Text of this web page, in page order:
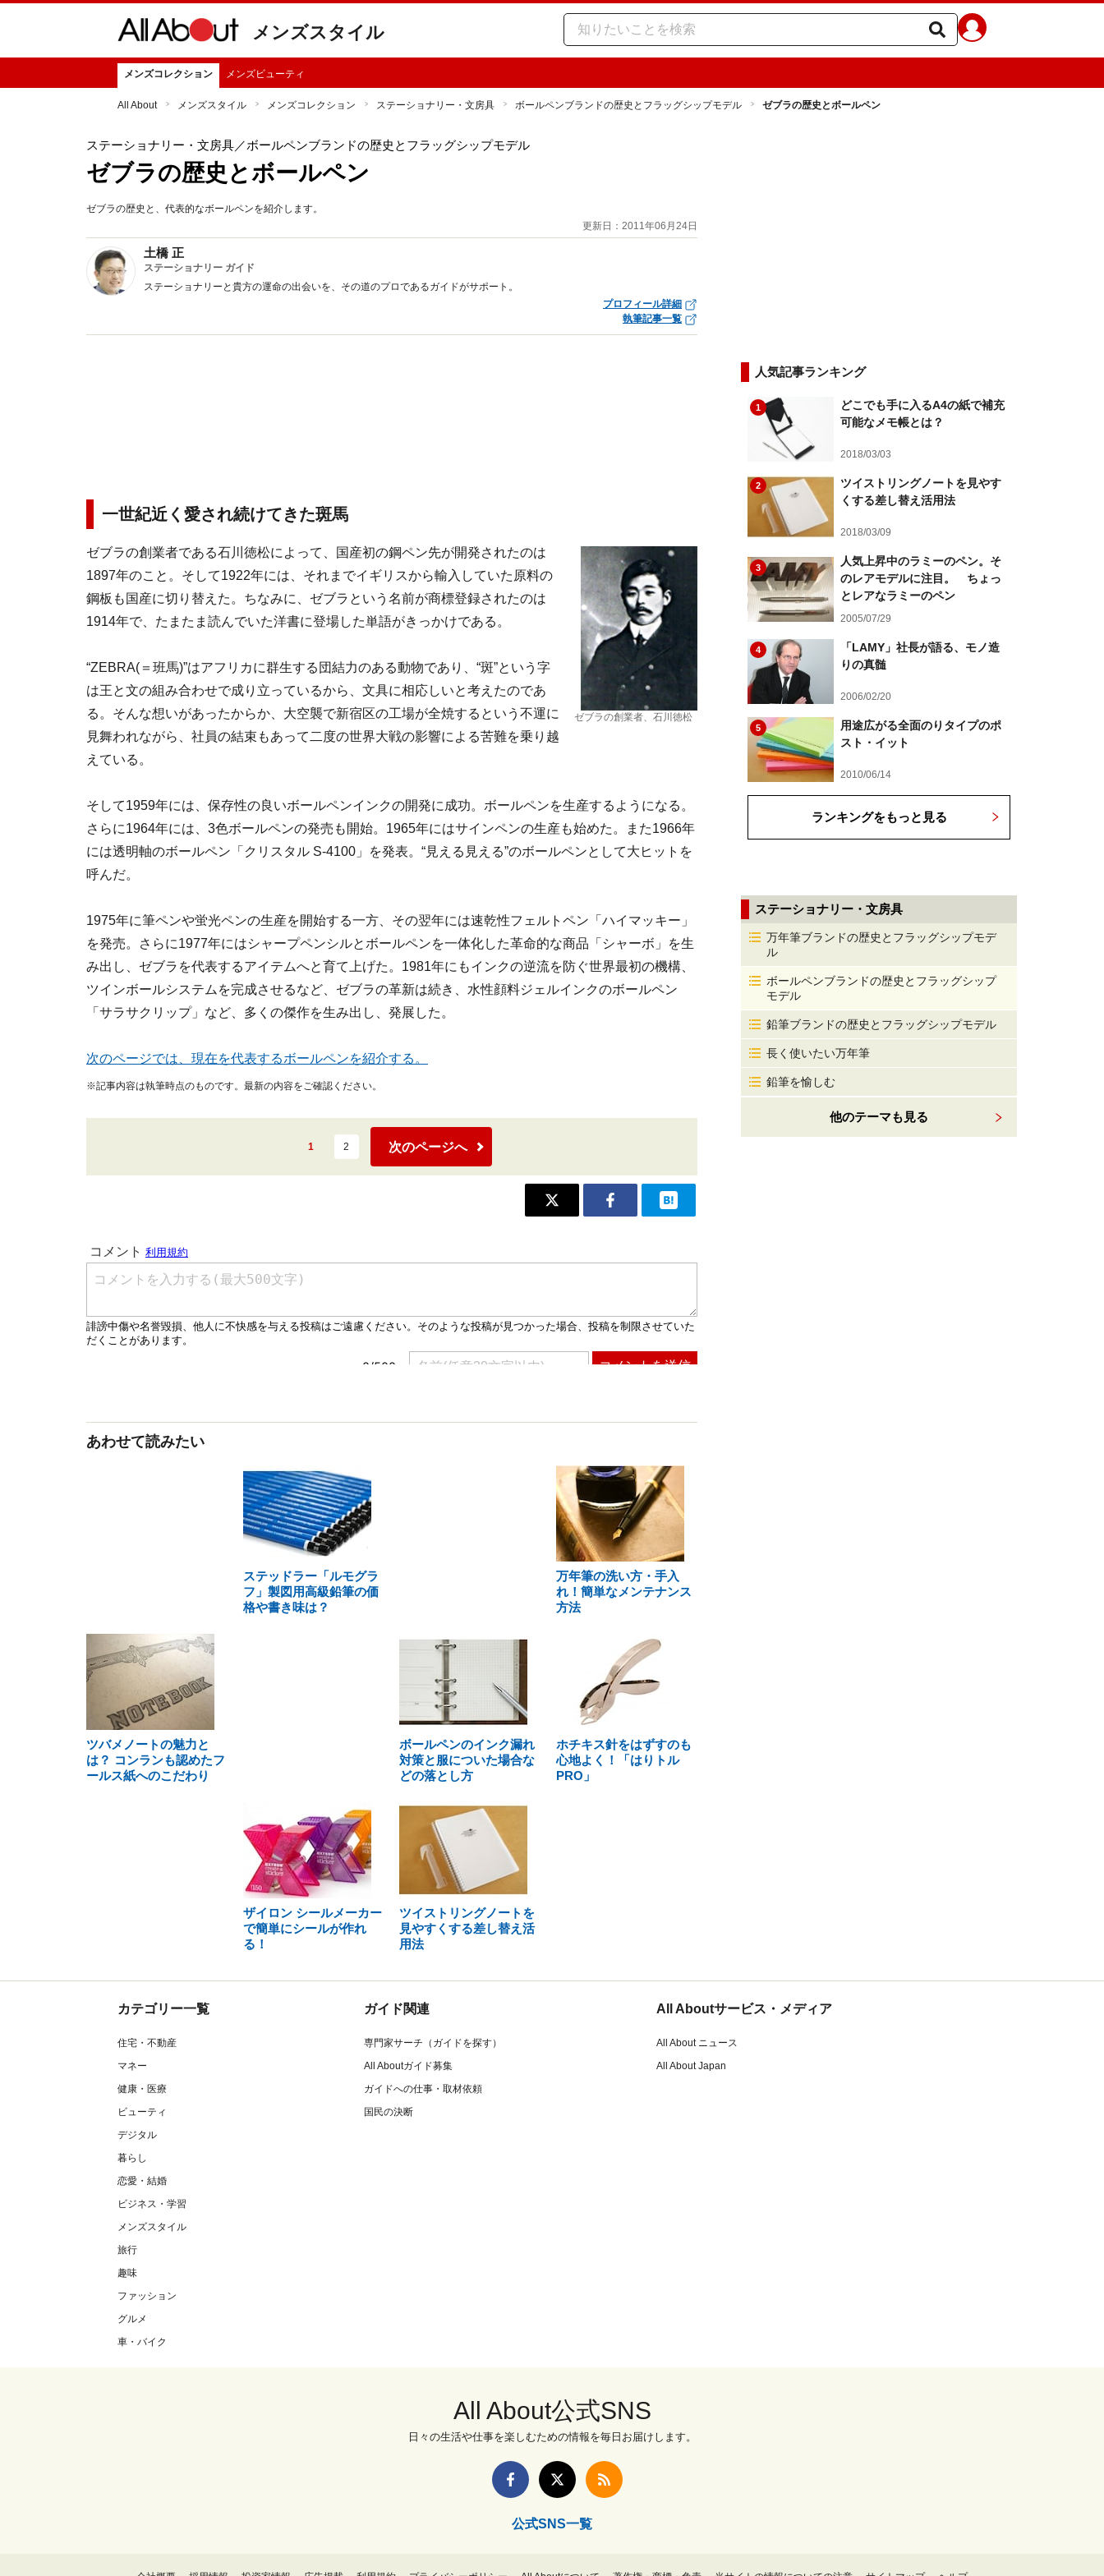
メンズスタイル
メンズコレクション メンズビューティ
All About メンズスタイル メンズコレクション ステーショナリー・文房具 ボールペンブランドの歴史とフラッグシップモデル ゼブラの歴史とボールペン
ステーショナリー・文房具／ボールペンブランドの歴史とフラッグシップモデル
ゼブラの歴史とボールペン
ゼブラの歴史と、代表的なボールペンを紹介します。
更新日：2011年06月24日
土橋 正
ステーショナリー ガイド
ステーショナリーと貴方の運命の出会いを、その道のプロであるガイドがサポート。
プロフィール詳細
執筆記事一覧
一世紀近く愛され続けてきた斑馬
ゼブラの創業者、石川徳松
ゼブラの創業者である石川徳松によって、国産初の鋼ペン先が開発されたのは
1897年のこと。そして1922年には、それまでイギリスから輸入していた原料の
鋼板も国産に切り替えた。ちなみに、ゼブラという名前が商標登録されたのは
1914年で、たまたま読んでいた洋書に登場した単語がきっかけである。
“ZEBRA(＝班馬)”はアフリカに群生する団結力のある動物であり、“斑”という字
は王と文の組み合わせで成り立っているから、文具に相応しいと考えたのであ
る。そんな想いがあったからか、大空襲で新宿区の工場が全焼するという不運に
見舞われながら、社員の結束もあって二度の世界大戦の影響による苦難を乗り越
えている。
そして1959年には、保存性の良いボールペンインクの開発に成功。ボールペンを生産するようになる。
さらに1964年には、3色ボールペンの発売も開始。1965年にはサインペンの生産も始めた。また1966年
には透明軸のボールペン「クリスタル S-4100」を発表。“見える見える”のボールペンとして大ヒットを
呼んだ。
1975年に筆ペンや蛍光ペンの生産を開始する一方、その翌年には速乾性フェルトペン「ハイマッキー」
を発売。さらに1977年にはシャープペンシルとボールペンを一体化した革命的な商品「シャーボ」を生
み出し、ゼブラを代表するアイテムへと育て上げた。1981年にもインクの逆流を防ぐ世界最初の機構、
ツインボールシステムを完成させるなど、ゼブラの革新は続き、水性顔料ジェルインクのボールペン
「サラサクリップ」など、多くの傑作を生み出し、発展した。
次のページでは、現在を代表するボールペンを紹介する。
※記事内容は執筆時点のものです。最新の内容をご確認ください。
1 2 次のページへ
あわせて読みたい
ステッドラー「ルモグラ
フ」製図用高級鉛筆の価
格や書き味は？
万年筆の洗い方・手入
れ！簡単なメンテナンス
方法
ツバメノートの魅力と
は？ コンランも認めたフ
ールス紙へのこだわり
ボールペンのインク漏れ
対策と服についた場合な
どの落とし方
ホチキス針をはずすのも
心地よく！「はりトル
PRO」
ザイロン シールメーカー
で簡単にシールが作れ
る！
ツイストリングノートを
見やすくする差し替え活
用法
人気記事ランキング
1
どこでも手に入るA4の紙で補充
可能なメモ帳とは？
2018/03/03
2
ツイストリングノートを見やす
くする差し替え活用法
2018/03/09
3
人気上昇中のラミーのペン。そ
のレアモデルに注目。 ちょっ
とレアなラミーのペン
2005/07/29
4
「LAMY」社長が語る、モノ造
りの真髄
2006/02/20
5
用途広がる全面のりタイプのポ
スト・イット
2010/06/14
ランキングをもっと見る
ステーショナリー・文房具
万年筆ブランドの歴史とフラッグシップモデ
ル
ボールペンブランドの歴史とフラッグシップ
モデル
鉛筆ブランドの歴史とフラッグシップモデル
長く使いたい万年筆
鉛筆を愉しむ
他のテーマも見る
カテゴリー一覧
住宅・不動産
マネー
健康・医療
ビューティ
デジタル
暮らし
恋愛・結婚
ビジネス・学習
メンズスタイル
旅行
趣味
ファッション
グルメ
車・バイク
ガイド関連
専門家サーチ（ガイドを探す）
All Aboutガイド募集
ガイドへの仕事・取材依頼
国民の決断
All Aboutサービス・メディア
All About ニュース
All About Japan
All About公式SNS
日々の生活や仕事を楽しむための情報を毎日お届けします。
公式SNS一覧